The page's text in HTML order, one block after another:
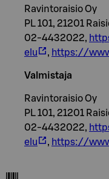
Ravintoraisio Oy
PL 101, 21201
02-4432022,
elu
, https://
Valmistaja
Ravintoraisio Oy
PL 101, 21201
02-4432022,
elu
, https://